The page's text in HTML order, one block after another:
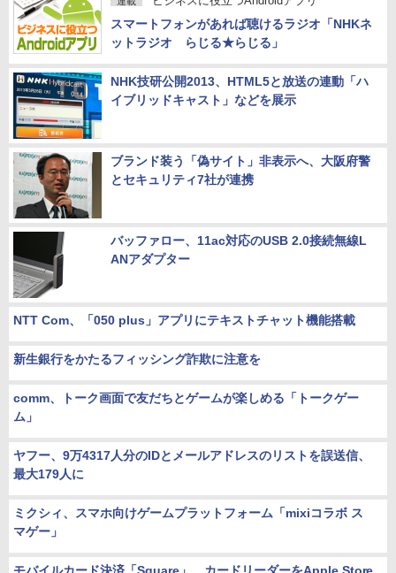
スマートフォンがあれば聴けるラジオ「NHKネ
ットラジオ らじる★らじる」
NHK技研公開2013、HTML5と放送の連動「ハ
イブリッドキャスト」などを展示
ブランド装う「偽サイト」非表示へ、大阪府警
とセキュリティ7社が連携
バッファロー、11ac対応のUSB 2.0接続無線L
ANアダプター
NTT Com、「050 plus」アプリにテキストチャット機能搭載
新生銀行をかたるフィッシング詐欺に注意を
comm、トーク画面で友だちとゲームが楽しめる「トークゲー
ム」
ヤフー、9万4317人分のIDとメールアドレスのリストを誤送信、
最大179人に
ミクシィ、スマホ向けゲームプラットフォーム「mixiコラボ ス
マゲー」